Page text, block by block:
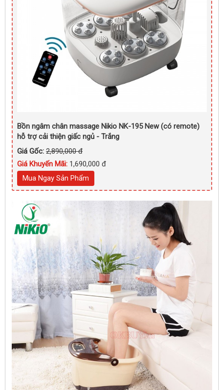
Bồn ngâm chân massage Nikio NK-195 New (có remote)
hỗ trợ cải thiện giấc ngủ - Trắng
Giá Gốc: 2,890,000 đ
Giá Khuyến Mãi: 1,690,000 đ
Mua Ngay Sản Phẩm